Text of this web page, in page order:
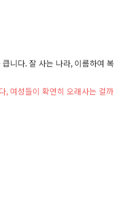
니다. 잘 사는 나라, 이름하여 복
, 여성들이 확연히 오래사는 걸까